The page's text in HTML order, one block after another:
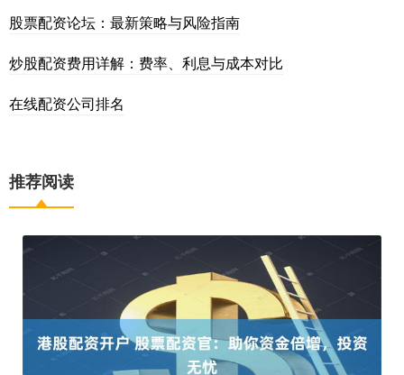
股票配资论坛：最新策略与风险指南
炒股配资费用详解：费率、利息与成本对比
在线配资公司排名
推荐阅读